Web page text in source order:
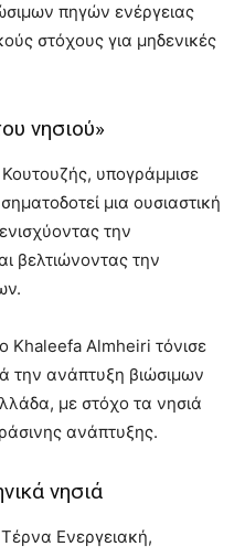
πηγών ενέργειας
στόχους για μηδενικές
νησιού»
υπογράμμισε
μια ουσιαστική
την
βελτιώνοντας την
Khaleefa Almheiri τόνισε
την ανάπτυξη βιώσιμων
με στόχο τα νησιά
ανάπτυξης.
νησιά
Ενεργειακή,